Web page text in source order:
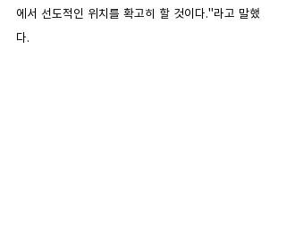
에서 선도적인 위치를 확고히 할 것이다."라고 말했
다.